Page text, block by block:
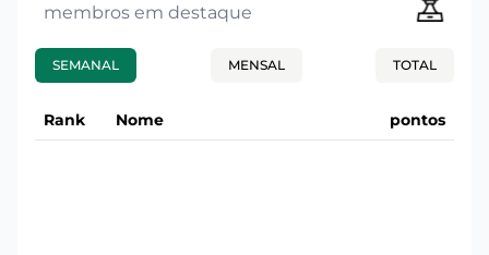
membros em destaque
SEMANAL MENSAL TOTAL
Rank Nome pontos